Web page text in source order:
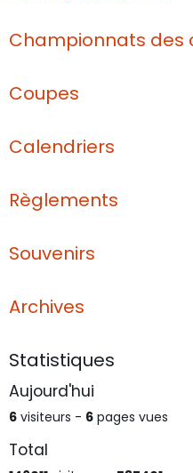
Championnats des
Coupes
Calendriers
Règlements
Souvenirs
Archives
Statistiques
Aujourd'hui
6 visiteurs - 6 pages vues
Total